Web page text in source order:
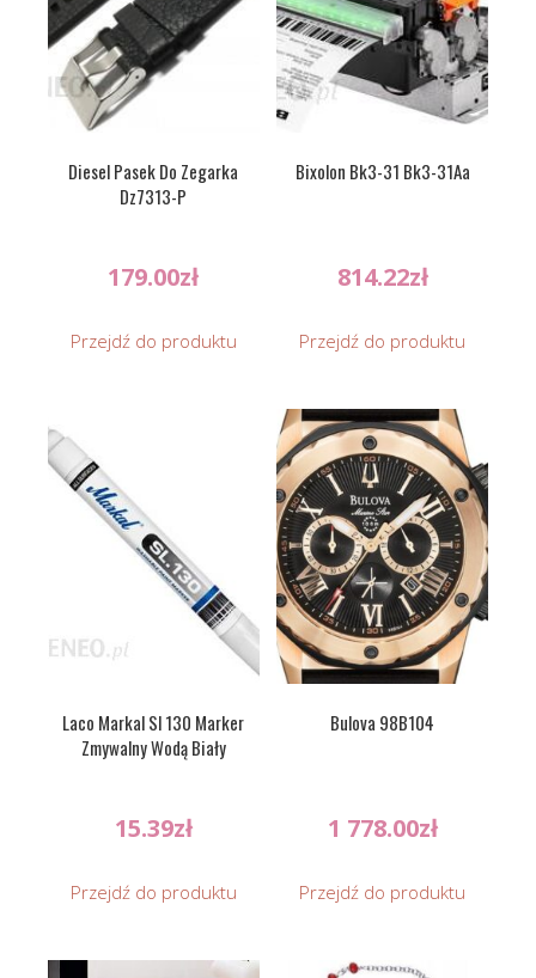
Diesel Pasek Do Zegarka
Dz7313-P
179.00zł
Przejdź do produktu
Bixolon Bk3-31 Bk3-31Aa
814.22zł
Przejdź do produktu
Laco Markal Sl 130 Marker
Zmywalny Wodą Biały
15.39zł
Przejdź do produktu
Bulova 98B104
1 778.00zł
Przejdź do produktu